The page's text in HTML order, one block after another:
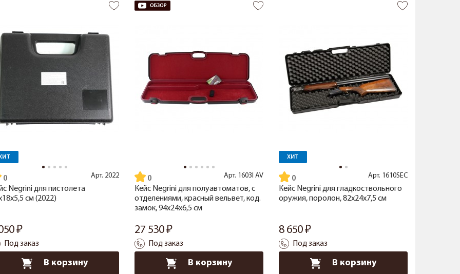
Арт. 2022
Negrini для пистолета
см (2022)
Под заказ
В корзину
Арт. 1603I AV
Кейс Negrini для полуавтоматов, с
отделениями, красный вельвет, код.
замок, 94x24x6,5 см
27 530
Под заказ
В корзину
ХИТ
Арт. 1610SEC
Кейс Negrini для гладкоствольного
оружия, поролон, 82x24x7,5 см
8 650
Под заказ
В корзину